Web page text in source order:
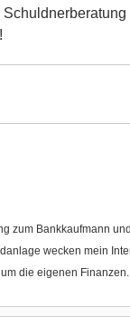
zum Bankkaufmann
wecken mein
die eigenen Finanzen.